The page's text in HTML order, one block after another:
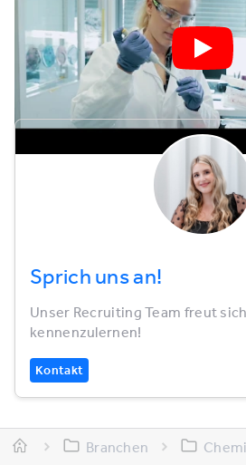
Sprich uns an!
Unser Recruiting Team freut
kennenzulernen!
Kontakt
Branchen